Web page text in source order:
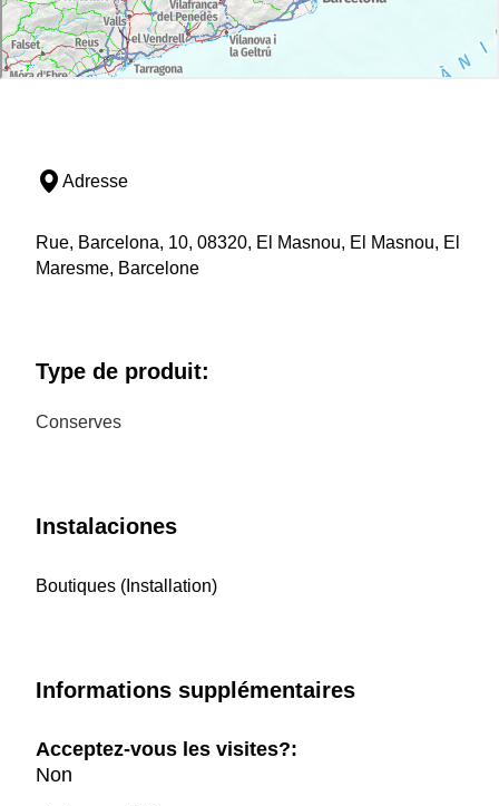
Adresse
Rue, Barcelona, 10, 08320, El Masnou, El Masnou, El
Maresme, Barcelone
Type de produit:
Conserves
Instalaciones
Boutiques (Installation)
Informations supplémentaires
Acceptez-vous les visites?:
Non